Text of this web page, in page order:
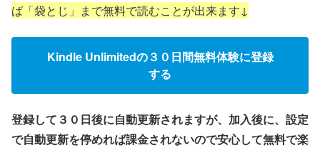
ば「袋とじ」まで無料で読むことが出来ます↓
Kindle Unlimitedの３０日間無料体験に登録
する
登録して３０日後に自動更新されますが、加入後に、設定
で自動更新を停めれば課金されないので安心して無料で楽